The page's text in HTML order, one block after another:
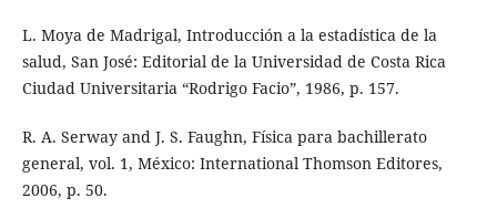
L. Moya de Madrigal, Introducción a la estadística de la
salud, San José: Editorial de la Universidad de Costa Rica
Ciudad Universitaria “Rodrigo Facio”, 1986, p. 157.
R. A. Serway and J. S. Faughn, Física para bachillerato
general, vol. 1, México: International Thomson Editores,
2006, p. 50.